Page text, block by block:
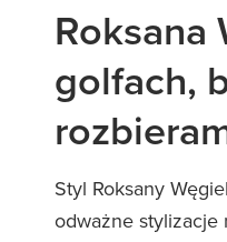
Roksana
golfach,
Styl Roksany
odważne